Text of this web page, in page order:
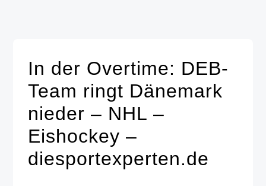
In der Overtime: DEB-
Team ringt Dänemark
nieder – NHL –
Eishockey –
diesportexperten.de